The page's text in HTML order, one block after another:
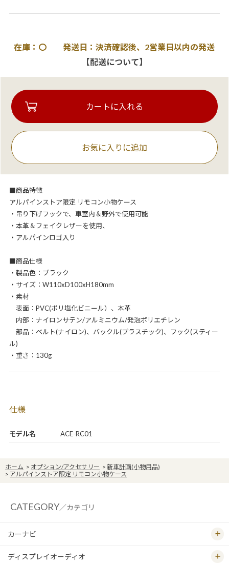
モデル名 ACE-RC01
在庫：〇 発送日：決済確認後、2営業日以内の発送
【配送について】
お気に入りに追加
■商品特徴
アルパインストア限定 リモコン小物ケース
・吊り下げフックで、車室内＆野外で使用可能
・本革＆フェイクレザーを使用、
・アルパインロゴ入り
■商品仕様
・製品色：ブラック
・サイズ：W110xD100xH180mm
・素材
表面：PVC(ポリ塩化ビニール）、本革
内部：ナイロンサテン/アルミニウム/発泡ポリエチレン
部品：ベルト(ナイロン)、バックル(プラスチック)、フック(スティー
ル)
・重さ：130g
仕様
ホーム > オプション/アクセサリー > 新車計画(小物用品)
> アルパインストア限定 リモコン小物ケース
CATEGORY／カテゴリ
カーナビ
ディスプレイオーディオ